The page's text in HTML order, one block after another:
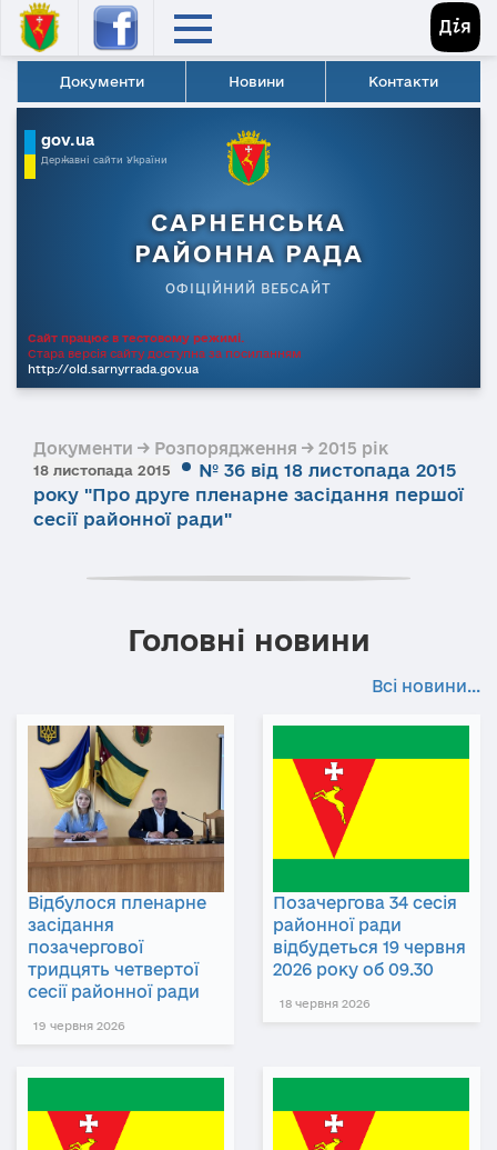
Документи Новини Контакти
gov.ua
Державні сайти України
САРНЕНСЬКА
РАЙОННА РАДА
ОФІЦІЙНИЙ ВЕБСАЙТ
Сайт працює в тестовому режимі.
Стара версія сайту доступна за посиланням
http://old.sarnyrrada.gov.ua
Документи → Розпорядження → 2015 рік
18 листопада 2015
№ 36 від 18 листопада 2015
року "Про друге пленарне засідання першої
сесії районної ради"
Головні новини
Всі новини...
Відбулося пленарне
засідання
позачергової
тридцять четвертої
сесії районної ради
19 червня 2026
Позачергова 34 сесія
районної ради
відбудеться 19 червня
2026 року об 09.30
18 червня 2026